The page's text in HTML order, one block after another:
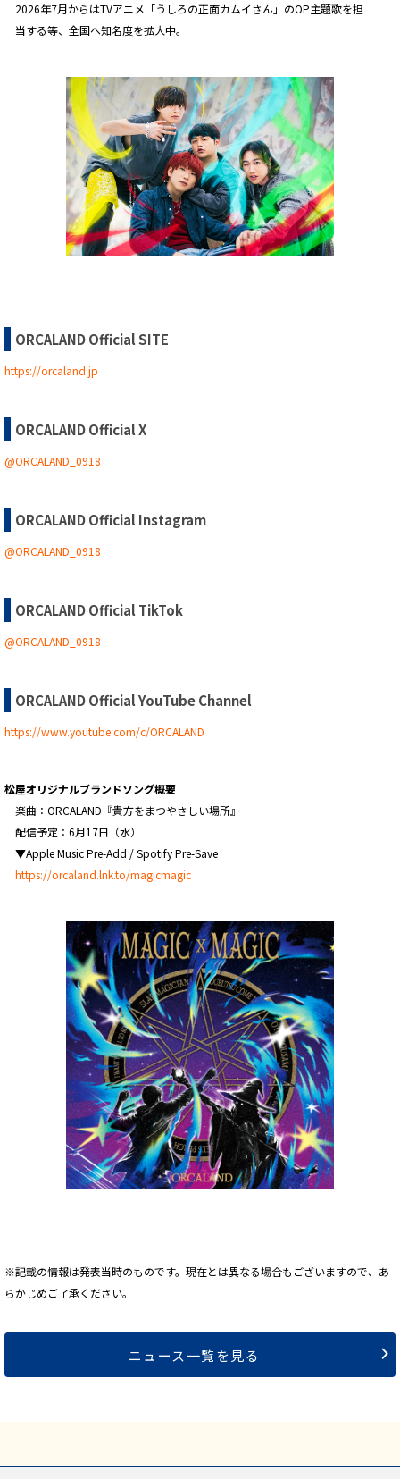
2026年7月からはTVアニメ「うしろの正面カムイさん」のOP主題歌を担
当する等、全国へ知名度を拡大中。
ORCALAND Official SITE
https://orcaland.jp
ORCALAND Official X
@ORCALAND_0918
ORCALAND Official Instagram
@ORCALAND_0918
ORCALAND Official TikTok
@ORCALAND_0918
ORCALAND Official YouTube Channel
https://www.youtube.com/c/ORCALAND
松屋オリジナルブランドソング概要
楽曲：ORCALAND『貴方をまつやさしい場所』
配信予定：6月17日（水）
▼Apple Music Pre-Add / Spotify Pre-Save
https://orcaland.lnk.to/magicmagic
※記載の情報は発表当時のものです。現在とは異なる場合もございますので、あ
らかじめご了承ください。
ニュース一覧を見る